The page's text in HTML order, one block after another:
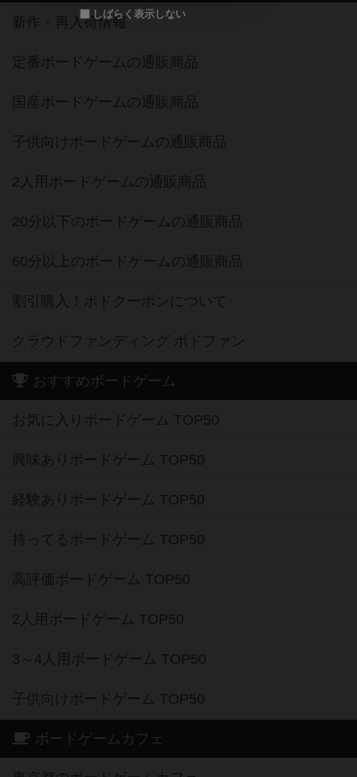
しばらく表示しない
新作・再入荷情報
定番ボードゲームの通販商品
国産ボードゲームの通販商品
子供向けボードゲームの通販商品
2人用ボードゲームの通販商品
20分以下のボードゲームの通販商品
60分以上のボードゲームの通販商品
割引購入！ボドクーポンについて
クラウドファンディング ボドファン
おすすめボードゲーム
お気に入りボードゲーム TOP50
興味ありボードゲーム TOP50
経験ありボードゲーム TOP50
持ってるボードゲーム TOP50
高評価ボードゲーム TOP50
2人用ボードゲーム TOP50
3～4人用ボードゲーム TOP50
子供向けボードゲーム TOP50
ボードゲームカフェ